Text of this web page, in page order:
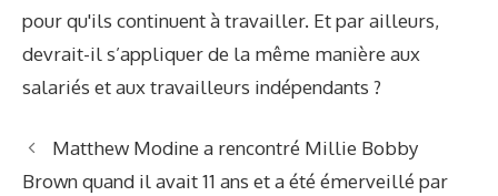
pour qu'ils continuent à travailler. Et par ailleurs,
devrait-il s’appliquer de la même manière aux
salariés et aux travailleurs indépendants ?
Matthew Modine a rencontré Millie Bobby
Brown quand il avait 11 ans et a été émerveillé par